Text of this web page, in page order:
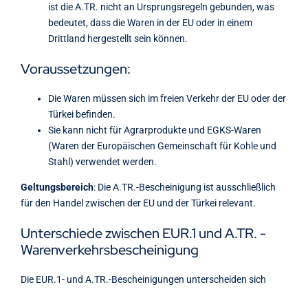
ist die A.TR. nicht an Ursprungsregeln gebunden, was
bedeutet, dass die Waren in der EU oder in einem
Drittland hergestellt sein können.
Voraussetzungen:
Die Waren müssen sich im freien Verkehr der EU oder der
Türkei befinden.
Sie kann nicht für Agrarprodukte und EGKS-Waren
(Waren der Europäischen Gemeinschaft für Kohle und
Stahl) verwendet werden.
Geltungsbereich: Die A.TR.-Bescheinigung ist ausschließlich
für den Handel zwischen der EU und der Türkei relevant.
Unterschiede zwischen EUR.1 und A.TR. -
Warenverkehrsbescheinigung
Die EUR.1- und A.TR.-Bescheinigungen unterscheiden sich